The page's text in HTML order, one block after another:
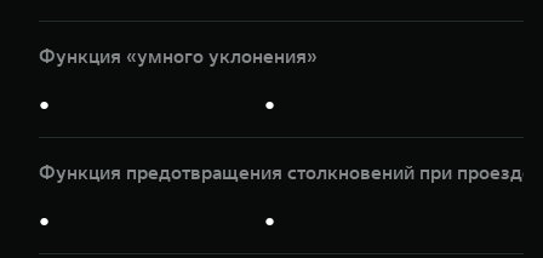
Функция «умного уклонения»
● ●
Функция предотвращения столкновений при проезде
● ●